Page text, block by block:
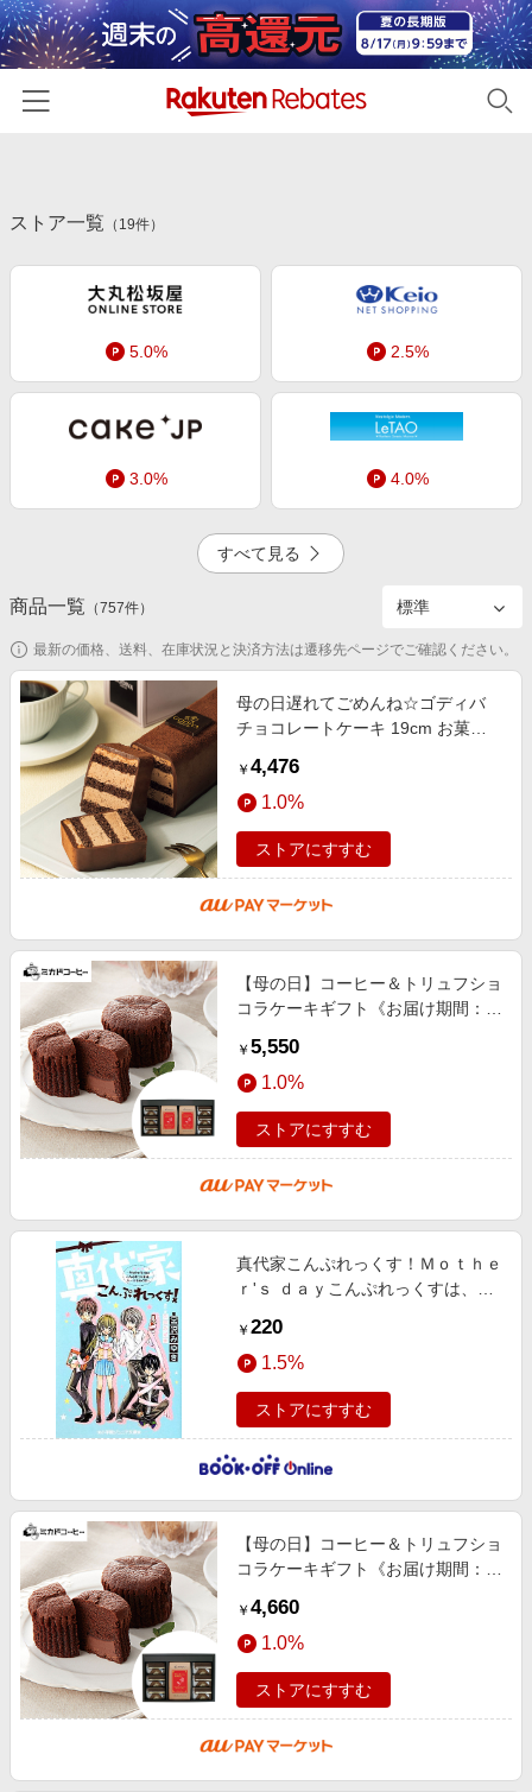
カテゴリー一覧
百貨店・総合ECモール
ファッション・インナー・小物
食品・スイーツ・お酒
日用品・キッチン用品
コスメ・健康・医薬品
キッズ・ベビー用品
家電・PC・スマホ・カメラ
ペット・花・DIY・車
旅行・レジャー・ホテル予約
生活・お役立ち
金融・マネー・保険
デジタルコンテンツ
ビジネス・その他サービス
初回購入者限定特典
新着ストアのご紹介
電子書籍特集
旅行特集
わくわく夏特集
とことん買い物チャレンジ
Apple公式サイト×楽天カード分割払い
Qoo10メガポ
Samsung ボーナスキャンペーン
週末の高還元 夏の長期版
友達紹介
楽天IDでログイン/会員登録
ストア一覧 （ 19件）
5.0% 2.5%
3.0% 4.0%
5.0% 4.0%
4.5% 2.5%
4.5%
すべて見る
商品一覧 （757件）
最新の価格、送料、在庫状況と決済方法は遷移先ページでご確認ください。
母の日遅れてごめんね☆ゴディバ
チョコレートケーキ 19cm お菓
カード、ブランド、ショコラ、濃
厚、
￥ 4,476
1.0%
ストアにすすむ
【母の日】コーヒー＆トリュフショ
コラケーキギフト《お届け期間：
夏ギフト 詰め合わせ お土産 お歳暮
￥ 5,550
1.0%
ストアにすすむ
真代家こんぷれっくす！Ｍｏｔｈｅ
ｒ'ｓ ｄａｙこんぷれっくすは、ケ
￥ 220
1.5%
ストアにすすむ
【母の日】コーヒー＆トリュフショ
コラケーキギフト《お届け期間：
夏ギフト 詰め合わせ お土産 お歳暮
￥ 4,660
1.0%
ストアにすすむ